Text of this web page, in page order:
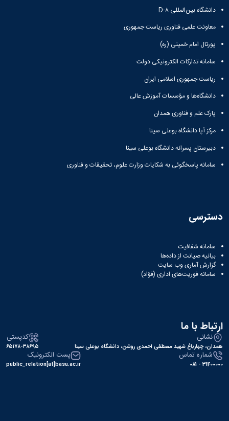
دانشگاه بین‌المللی D-۸
معاونت علمی فناوری ریاست جمهوری
پورتال امام خمینی (ره)
سامانه تدارکات الکترونیکی دولت
ریاست جمهوری اسلامی ایران
دانشگاه‌ها و مؤسسات آموزش عالی
پارک علم و فناوری همدان
مرکز آپا دانشگاه بوعلی سینا
دبیرستان پسرانه دانشگاه بوعلی سینا
سامانه پاسخگوئی به شکایات وزارت علوم، تحقیقات و فناوری
دسترسی
سامانه شفافیت
بیانیه صیانت از داده‌ها
گزارش آماری وب‌ سایت
سامانه فوریت‌های اداری (فؤاد)
ارتباط با ما
نشانی
همدان، چهارباغ شهید مصطفی احمدی روشن، دانشگاه بوعلی سینا
کدپستی
۶۵۱۷۸-۳۸۶۹۵
شماره تماس
31400000 - 081
پست الکترونیک
public_relation[at]basu.ac.ir